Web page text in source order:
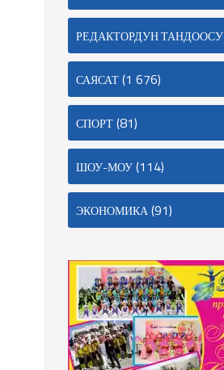
РЕДАКТОРДУН ТАНДООСУ
САЯСАТ(1 676)
СПОРТ(81)
ШОУ-МОУ(114)
ЭКОНОМИКА(91)